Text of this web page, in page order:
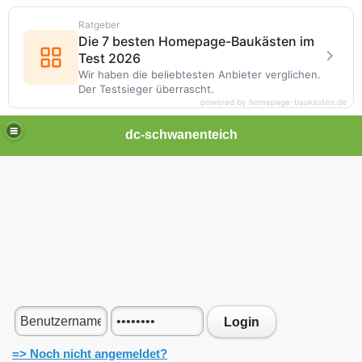
dc-schwanenteich
Login
=> Noch nicht angemeldet?
Ratgeber
Die 7 besten Homepage-Baukästen im
Test 2026
Wir haben die beliebtesten Anbieter verglichen.
Der Testsieger überrascht.
powered by homepage-baukasten.de